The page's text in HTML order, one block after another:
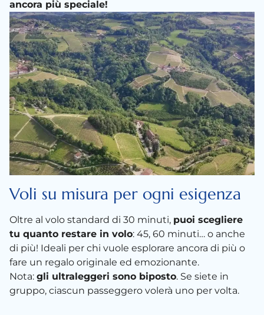
ancora più speciale!
Voli su misura per ogni esigenza
Oltre al volo standard di 30 minuti, puoi scegliere
tu quanto restare in volo: 45, 60 minuti… o anche
di più! Ideali per chi vuole esplorare ancora di più o
fare un regalo originale ed emozionante.
Nota: gli ultraleggeri sono biposto. Se siete in
gruppo, ciascun passeggero volerà uno per volta.